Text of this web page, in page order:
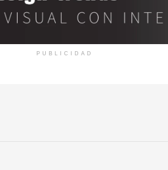
PUBLICIDAD